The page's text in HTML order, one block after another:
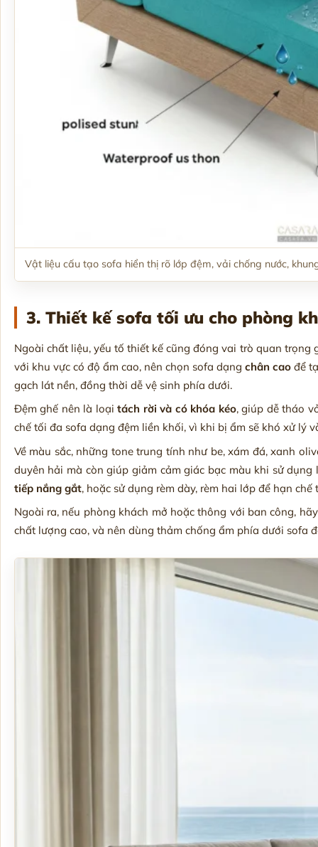
Vật liệu cấu tạo sofa hiển thị rõ lớp đệm, vải chống nước,
3. Thiết kế sofa tối ưu cho phòng
Ngoài chất liệu, yếu tố thiết kế cũng đóng vai trò quan
với khu vực có độ ẩm cao, nên chọn sofa dạngchân cao để
gạch lát nền, đồng thời dễ vệ sinh phía dưới.
Đệm ghế nên là loạitách rời và có khóa kéo, giúp dễ tháo
chế tối đa sofa dạng đệm liền khối, vì khi bị ẩm sẽ khó xử lý
Về màu sắc, những tone trung tính như be, xám đá, xanh
duyên hải mà còn giúp giảm cảm giác bạc màu khi sử
tiếp nắng gắt, hoặc sử dụng rèm dày, rèm hai lớp để hạn
Ngoài ra, nếu phòng khách mở hoặc thông với ban công,
chất lượng cao, và nên dùng thảm chống ẩm phía dưới sofa